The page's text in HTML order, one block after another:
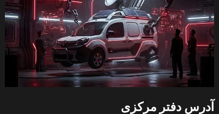
آدرس دفتر مرکزی